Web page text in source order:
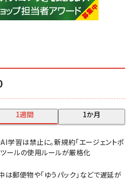
1週間 1か月
習は禁止に。新規約「エージェントポ
ツールの使用ルールが厳格化
は郵便物や「ゆうパック」などで遅延が